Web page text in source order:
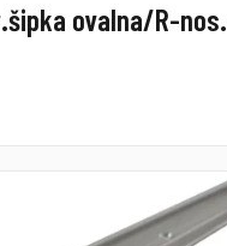
ovalna/R-